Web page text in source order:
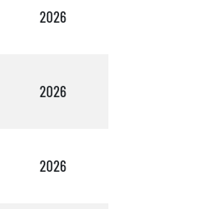
2026
2026
2026